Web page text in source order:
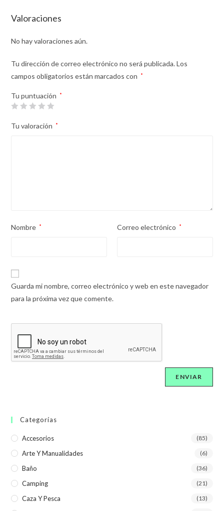
Valoraciones
No hay valoraciones aún.
Tu dirección de correo electrónico no será publicada. Los
campos obligatorios están marcados con
*
Tu puntuación *
Tu valoración *
Nombre * Correo electrónico *
Guarda mi nombre, correo electrónico y web en este navegador
para la próxima vez que comente.
Categorías
Accesorios (85)
Arte Y Manualidades (6)
Baño (36)
Camping (21)
Caza Y Pesca (13)